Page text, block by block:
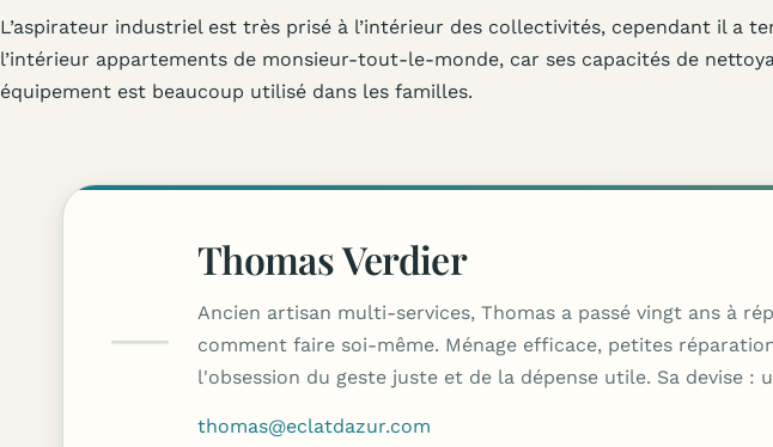
L’aspirateur industriel est très prisé à l’intérieur des collectivités, cependant il a
l’intérieur appartements de monsieur-tout-le-monde, car ses capacités de
équipement est beaucoup utilisé dans les familles.
Thomas Verdier
Ancien artisan multi-services, Thomas a passé vingt ans à
comment faire soi-même. Ménage efficace, petites
l'obsession du geste juste et de la dépense utile. Sa devise :
thomas@eclatdazur.com